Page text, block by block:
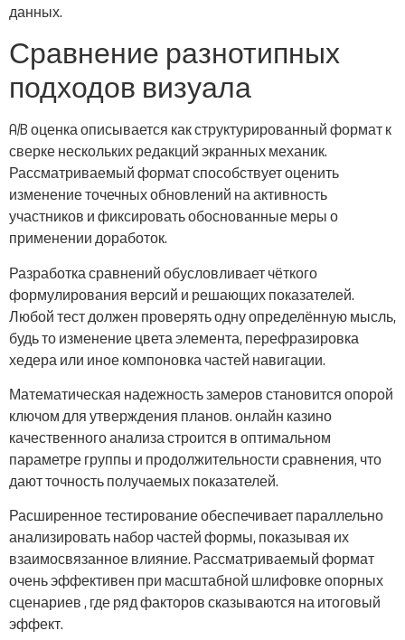
данных.
Сравнение разнотипных
подходов визуала
A/B оценка описывается как структурированный формат к
сверке нескольких редакций экранных механик.
Рассматриваемый формат способствует оценить
изменение точечных обновлений на активность
участников и фиксировать обоснованные меры о
применении доработок.
Разработка сравнений обусловливает чёткого
формулирования версий и решающих показателей.
Любой тест должен проверять одну определённую мысль,
будь то изменение цвета элемента, перефразировка
хедера или иное компоновка частей навигации.
Математическая надежность замеров становится опорой
ключом для утверждения планов. онлайн казино
качественного анализа строится в оптимальном
параметре группы и продолжительности сравнения, что
дают точность получаемых показателей.
Расширенное тестирование обеспечивает параллельно
анализировать набор частей формы, показывая их
взаимосвязанное влияние. Рассматриваемый формат
очень эффективен при масштабной шлифовке опорных
сценариев , где ряд факторов сказываются на итоговый
эффект.